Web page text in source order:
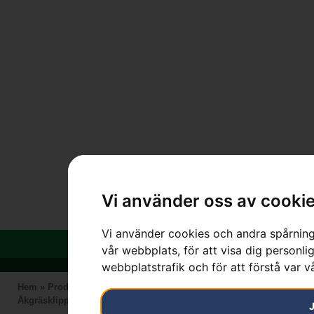
Vi använder oss av
Vi använder cookies och andra
vår webbplats, för att visa dig
webbplatstrafik och för att förstå var
Hem » Produkter HUSQVARNA»Bensindrivna maskiner»
Åkgräsklippare
R 316TsX AWD exkl. klippaggregat